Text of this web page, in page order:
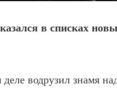
в списках
водрузил знамя